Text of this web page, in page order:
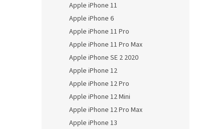
Apple iPhone 11
Apple iPhone 6
Apple iPhone 11 Pro
Apple iPhone 11 Pro Max
Apple iPhone SE 2 2020
Apple iPhone 12
Apple iPhone 12 Pro
Apple iPhone 12 Mini
Apple iPhone 12 Pro Max
Apple iPhone 13